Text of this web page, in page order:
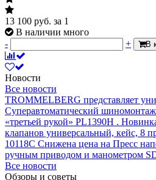
13 100 руб. за 1
В наличии много
-
+ В
Новости
Все новости
TROMMELBERG представляет
Суперавтоматический
«третьей рукой» PL1390H .
клапанов универсальный, кейс, 8
10118C Снижена цена на Пресс
ручным приводом и манометром
Все новости
Обзоры и советы